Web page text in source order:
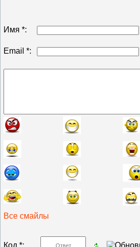
Имя *:
Email *:
Все смайлы
Код *: